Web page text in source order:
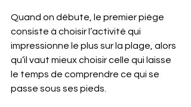
Quand on débute, le premier piège
consiste à choisir l’activité qui
impressionne le plus sur la plage, alors
qu’il vaut mieux choisir celle qui laisse
le temps de comprendre ce qui se
passe sous ses pieds.